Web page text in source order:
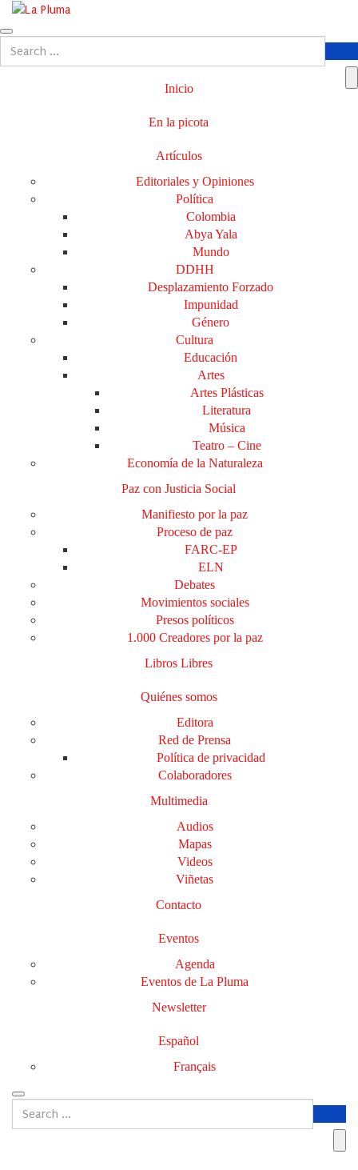
Inicio
En la picota
Artículos
Editoriales y Opiniones
Política
Colombia
Abya Yala
Mundo
DDHH
Desplazamiento Forzado
Impunidad
Género
Cultura
Educación
Artes
Artes Plásticas
Literatura
Música
Teatro – Cine
Economía de la Naturaleza
Paz con Justicia Social
Manifiesto por la paz
Proceso de paz
FARC-EP
ELN
Debates
Movimientos sociales
Presos políticos
1.000 Creadores por la paz
Libros Libres
Quiénes somos
Editora
Red de Prensa
Política de privacidad
Colaboradores
Multimedia
Audios
Mapas
Videos
Viñetas
Contacto
Eventos
Agenda
Eventos de La Pluma
Newsletter
Español
Français